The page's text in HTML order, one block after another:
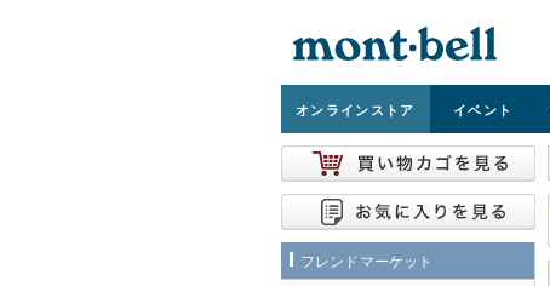
オンラインストア イベント
フレンドマーケット